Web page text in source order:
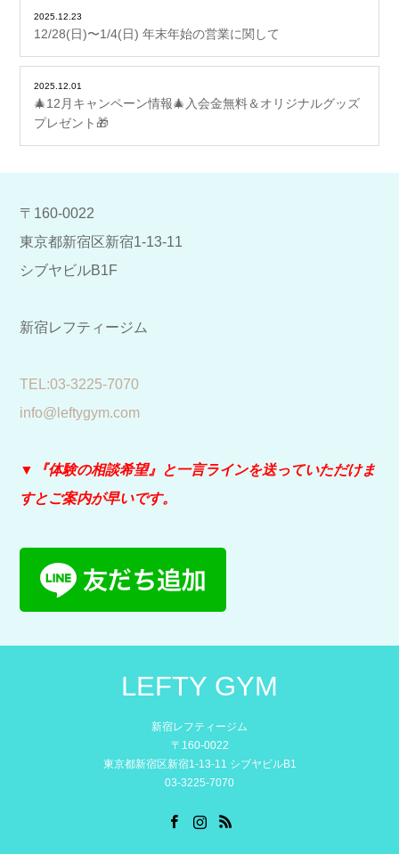
2025.12.23
12/28(日)〜1/4(日) 年末年始の営業に関して
2025.12.01
🎄12月キャンペーン情報🎄入会金無料＆オリジナルグッズ
プレゼント🎁
〒160-0022
東京都新宿区新宿1-13-11
シブヤビルB1F
新宿レフティージム
​TEL:03-3225-7070
info@leftygym.com
▼『体験の相談希望』と一言ラインを送っていただけま
すとご案内が早いです。
LEFTY GYM
新宿レフティージム
〒160-0022
東京都新宿区新宿1-13-11 シブヤビルB1
03-3225-7070